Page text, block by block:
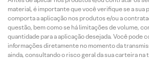
material, é importante que você verifique se a sua
comporta a aplicação nos produtos e/ou a
questão, bem como se há limitações de volume,
quantidade para a aplicação desejada. Você pode
informações diretamente no momento da
ainda, consultando o risco geral da sua carteira na